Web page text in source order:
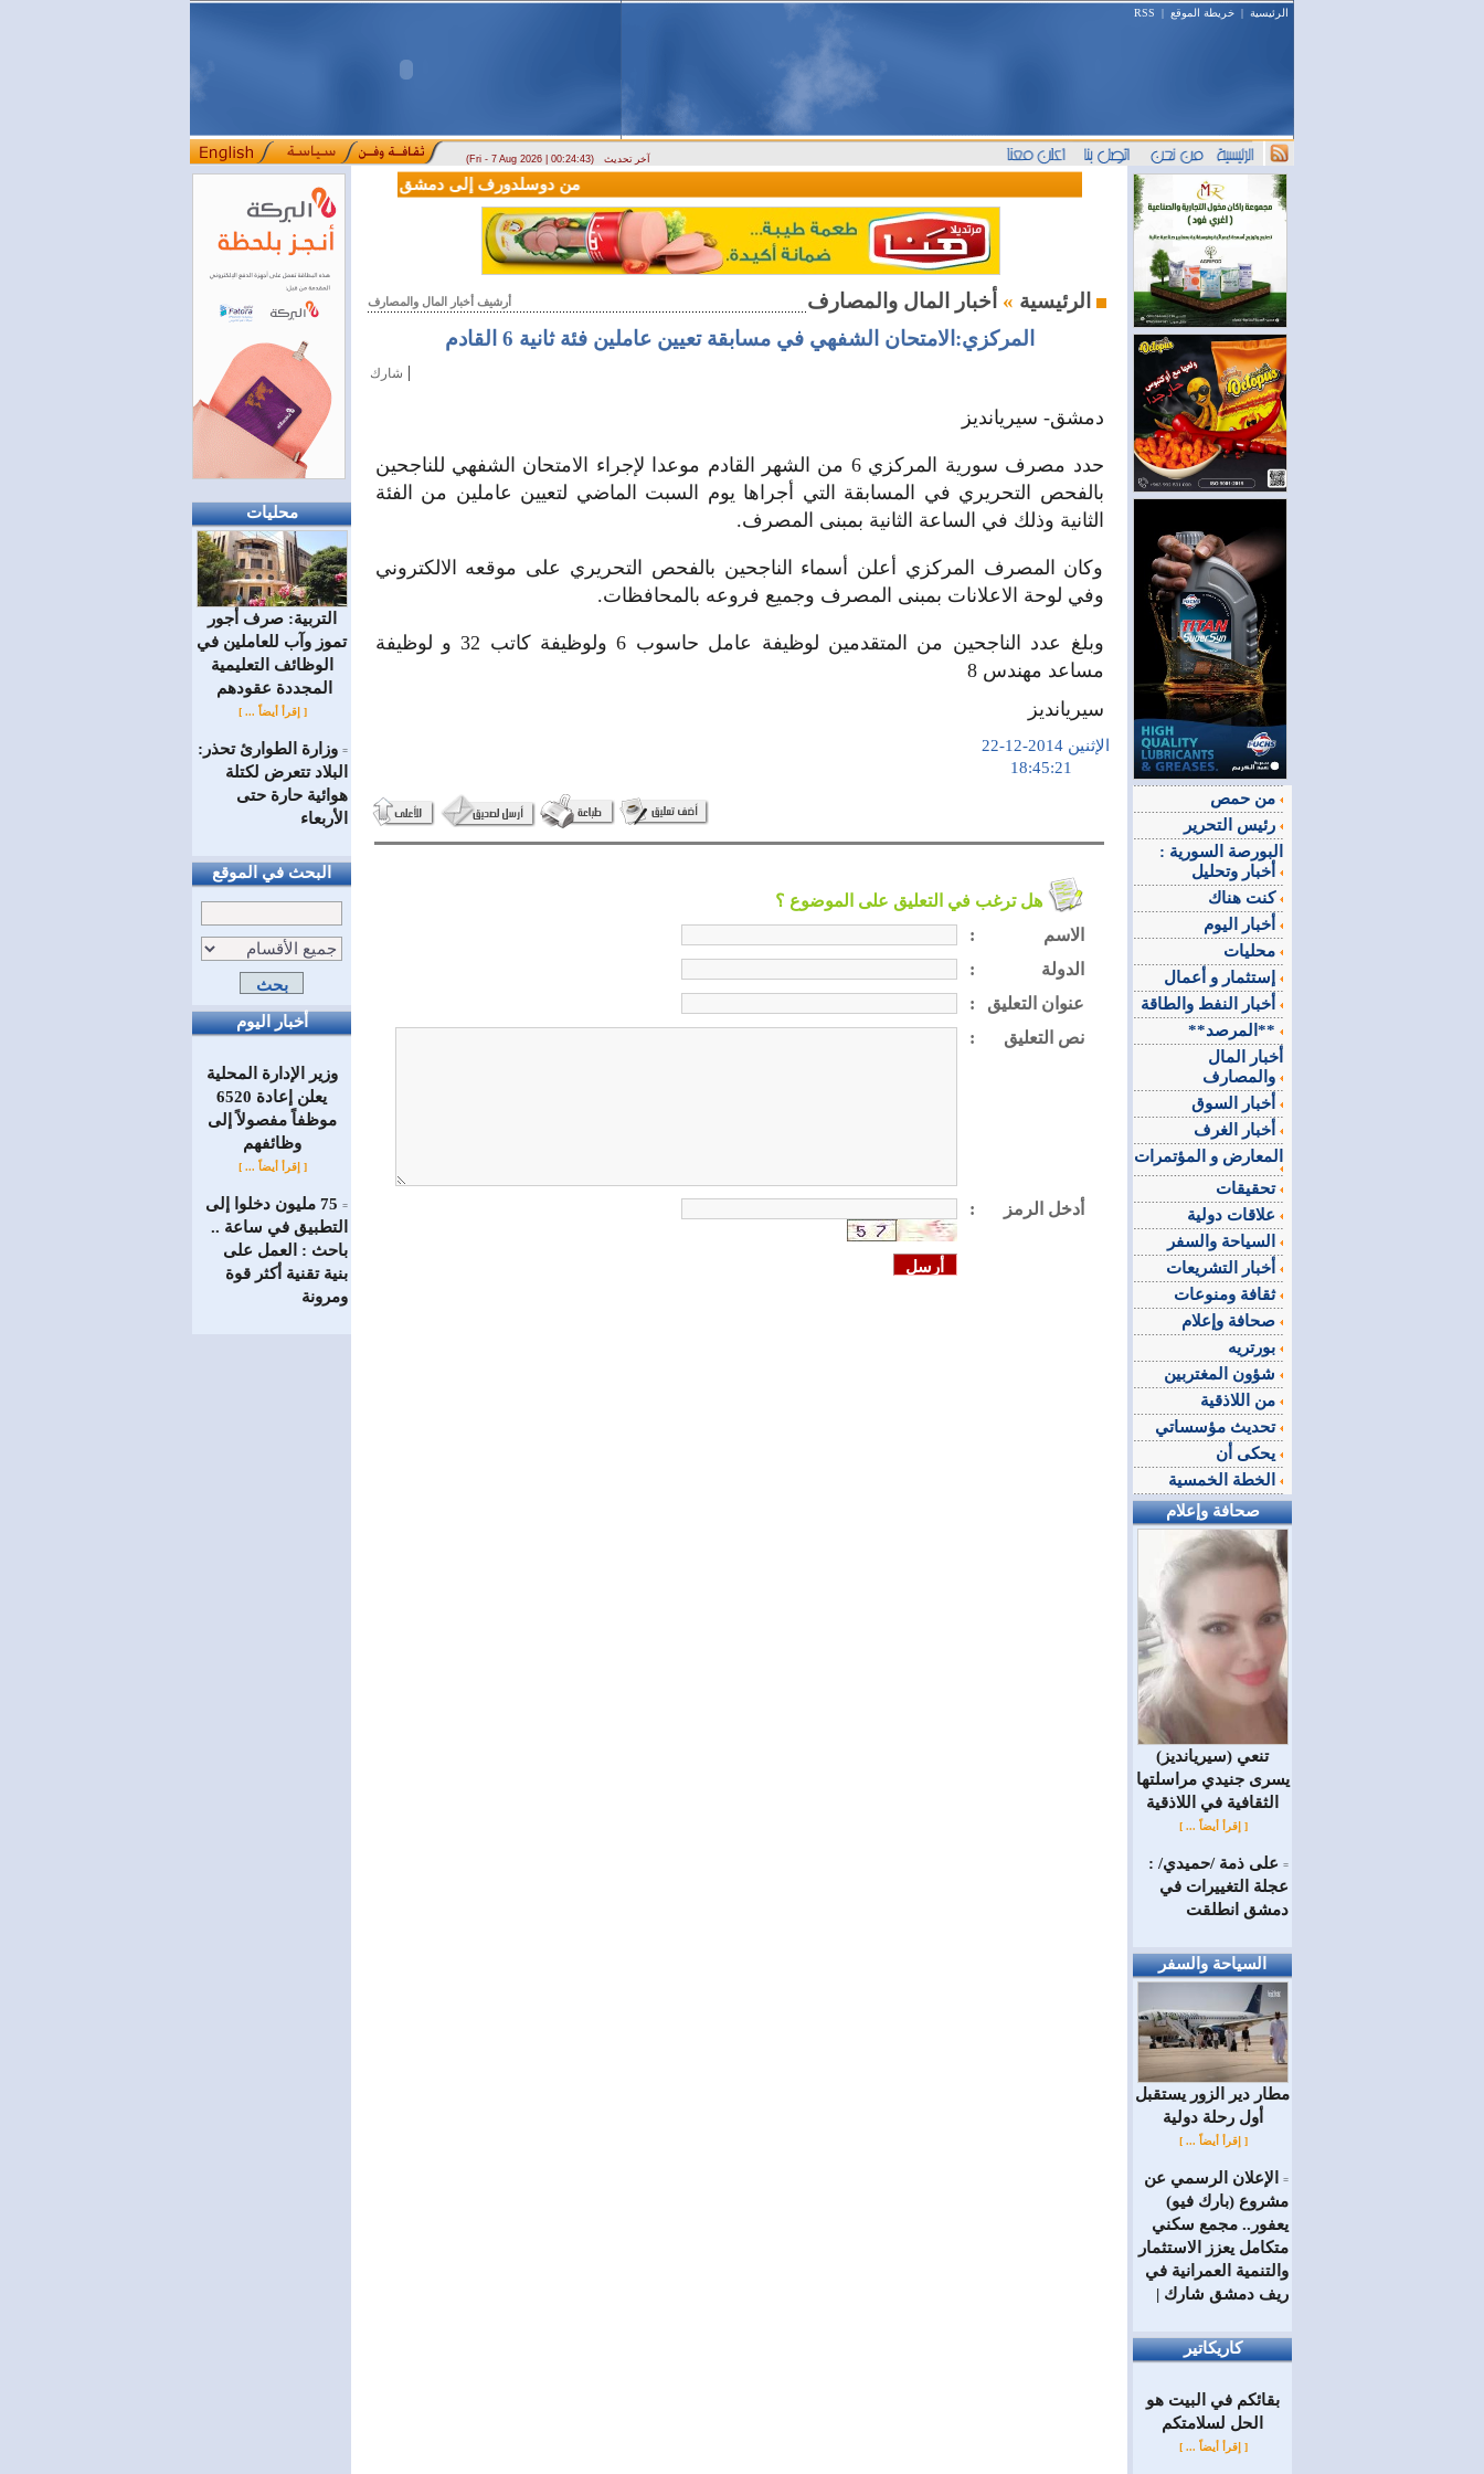
الرئيسية | خريطة الموقع |
RSS
(Fri - 7 Aug 2026 | 00:24:43) آخر تحديث
محليات
التربية: صرف أجور
تموز وآب للعاملين في
الوظائف ‏التعليمية
المجددة عقودهم ‏
[ إقرأ أيضاً ... ]
= وزارة الطوارئ تحذر:
البلاد تتعرض لكتلة
هوائية حارة حتى
الأربعاء
البحث في الموقع
أخبار اليوم
وزير الإدارة المحلية
يعلن إعادة 6520
موظفاً مفصولاً إلى
‏وظائفهم
[ إقرأ أيضاً ... ]
=
75 مليون دخلوا إلى
التطبيق في ساعة ..
باحث : العمل على
بنية تقنية أكثر قوة
ومرونة
أرشيف أخبار المال والمصارف الرئيسية »
المركزي:الامتحان الشفهي في مسابقة تعيين عاملين فئة ثانية 6 القادم
شارك |
دمشق- سيريانديز
حدد مصرف سورية المركزي 6 من الشهر القادم موعدا لإجراء الامتحان الشفهي للناجحين
بالفحص التحريري في المسابقة التي أجراها يوم السبت الماضي لتعيين عاملين من الفئة
الثانية وذلك في الساعة الثانية بمبنى المصرف.
وكان المصرف المركزي أعلن أسماء الناجحين بالفحص التحريري على موقعه الالكتروني
وفي لوحة الاعلانات بمبنى المصرف وجميع فروعه بالمحافظات.
وبلغ عدد الناجحين من المتقدمين لوظيفة عامل حاسوب 6 ولوظيفة كاتب 32 و لوظيفة
مساعد مهندس 8
سيريانديز
الإثنين 2014-12-22
هل ترغب في التعليق على الموضوع ؟
:
الاسم
:
الدولة
:
عنوان التعليق
:
نص التعليق
: أدخل الرمز
البورصة السورية :
كنت هناك
**المرصد**
أخبار المال
المعارض و المؤتمرات
تحقيقات
ثقافة ومنوعات
تحديث مؤسساتي
صحافة وإعلام
(سيريانديز) تنعي
يسرى جنيدي مراسلتها
الثقافية في اللاذقية
[ إقرأ أيضاً ... ]
= على ذمة /حميدي/ :
عجلة التغييرات في
دمشق انطلقت
السياحة والسفر
مطار دير الزور يستقبل
أول رحلة دولية
[ إقرأ أيضاً ... ]
=
الإعلان الرسمي عن
مشروع (بارك فيو)
يعفور.. مجمع سكني
متكامل يعزز الاستثمار
والتنمية العمرانية في
ريف دمشق شارك |
كاريكاتير
بقائكم في البيت هو
الحل لسلامتكم
[ إقرأ أيضاً ... ]